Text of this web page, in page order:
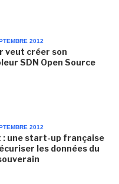
2012
veut créer son
SDN Open Source
2012
: une start-up française
les données du